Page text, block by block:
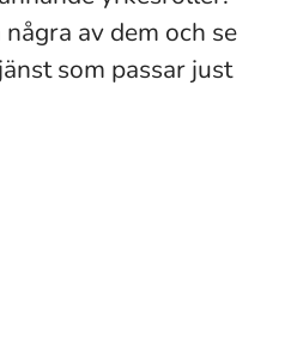
av dem och se
som passar just